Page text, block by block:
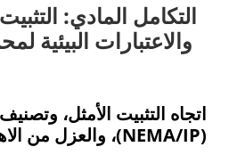
التكامل المادي:
والاعتبارات البيئية
اتجاه التثبيت الأمثل،
(NEMA/IP)، والعزل من الاهتزاز